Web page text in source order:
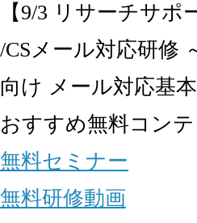
【9/3 リサーチサポ
/CSメール対応研修
向け メール対応基
おすすめ無料コン
無料セミナー
無料研修動画